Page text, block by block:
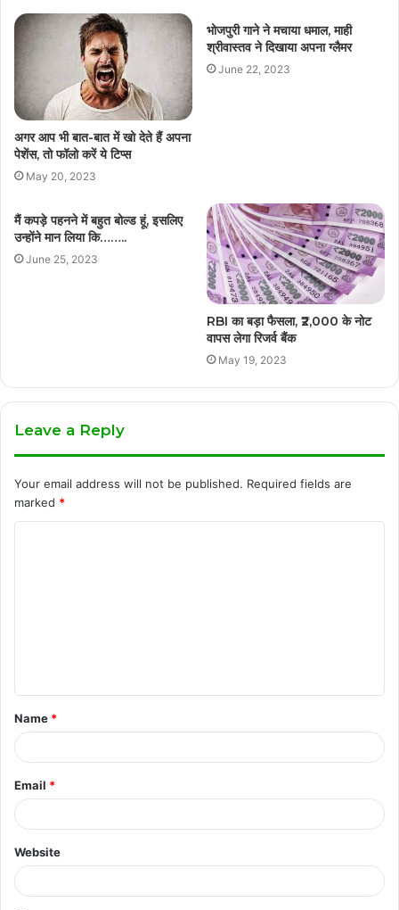
अगर आप भी बात-बात में खो देते हैं अपना
पेशेंस, तो फॉलो करें ये टिप्स
May 20, 2023
भोजपुरी गाने ने मचाया धमाल, माही
श्रीवास्तव ने दिखाया अपना ग्लैमर
June 22, 2023
मैं कपड़े पहनने में बहुत बोल्ड हूं, इसलिए
उन्होंने मान लिया कि……..
June 25, 2023
RBI का बड़ा फैसला, ₹2,000 के नोट
वापस लेगा रिजर्व बैंक
May 19, 2023
Leave a Reply
Your email address will not be published. Required fields are
marked *
t
*
Name *
Email *
Website